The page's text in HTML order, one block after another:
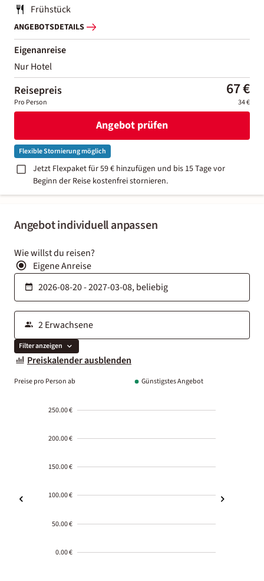
Angebot individuell anpassen
Wie willst du reisen?
Eigene Anreise
Filter anzeigen
Preiskalender ausblenden
Preise pro Person ab Günstigstes Angebot
250.00 €
200.00 €
150.00 €
100.00 €
50.00 €
0.00 €
Frühstück
ANGEBOTSDETAILS
Eigenanreise
Nur Hotel
Reisepreis 67 €
Pro Person 34 €
Angebot prüfen
Flexible Stornierung möglich
Jetzt Flexpaket für 59 € hinzufügen und bis 15 Tage vor
Beginn der Reise kostenfrei stornieren.